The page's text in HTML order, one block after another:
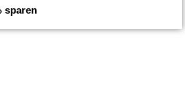
sparen